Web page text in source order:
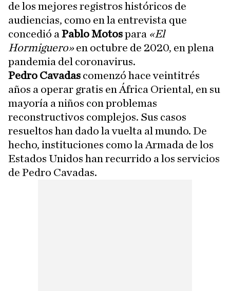
de los mejores registros históricos de
audiencias, como en la entrevista que
concedió a Pablo Motospara «El
Hormiguero»en octubre de 2020, en plena
pandemia del coronavirus.
Pedro Cavadas comenzó hace veintitrés
años a operar gratis en África Oriental, en su
mayoría a niños con problemas
reconstructivos complejos. Sus casos
resueltos han dado la vuelta al mundo. De
hecho, instituciones como la Armada de los
Estados Unidos han recurrido a los servicios
de Pedro Cavadas.